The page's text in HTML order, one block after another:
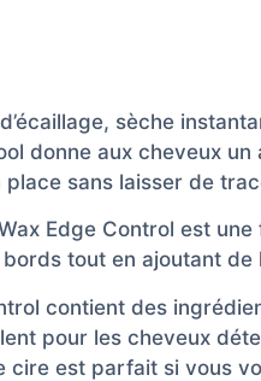
sèche
donne aux cheveux
sans laisser de
Edge Control est
tout en ajoutant de
contient des
pour les cheveux
est parfait si vous